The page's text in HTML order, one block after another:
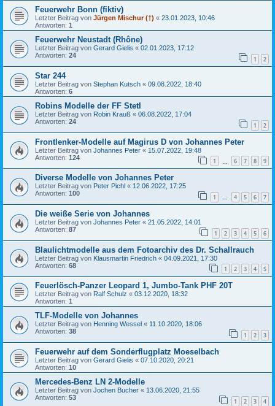
Feuerwehr Bonn (fiktiv)
Letzter Beitrag von Jürgen Mischur (†) « 23.01.2023, 10:46
Antworten: 1
Feuerwehr Neustadt (Rhône)
Letzter Beitrag von Gerard Gielis « 02.01.2023, 17:12
Antworten: 24 1 2
Star 244
Letzter Beitrag von Stephan Kutsch « 09.08.2022, 18:40
Antworten: 6
Robins Modelle der FF Stetl
Letzter Beitrag von Robin Krauß « 06.08.2022, 17:04
Antworten: 24 1 2
Frontlenker-Modelle auf Magirus D von Johannes Peter
Letzter Beitrag von Johannes Peter « 15.07.2022, 19:48
Antworten: 124 1 6 7 8 9
Diverse Modelle von Johannes Peter
Letzter Beitrag von Peter Pichl « 12.06.2022, 17:25
Antworten: 100 1 … 4 5 6 7
Die weiße Serie von Johannes
Letzter Beitrag von Johannes Peter « 21.05.2022, 14:01
Antworten: 87 1 2 3 4 5 6
Blaulichtmodelle aus dem Fotoarchiv des Dr. Schallrauch
Letzter Beitrag von Klausmartin Friedrich « 04.09.2021, 17:30
Antworten: 68 1 2 3 4 5
Feuerlösch-Panzer Leopard 1, Jumbo-Tank PHF 20T
Letzter Beitrag von Ralf Schulz « 03.12.2020, 18:32
Antworten: 1
TLF-Modelle von Johannes
Letzter Beitrag von Henning Wessel « 11.10.2020, 18:06
Antworten: 38 1 2 3
Feuerwehr auf dem Sonderflugplatz Moeselbach
Letzter Beitrag von Gerard Gielis « 07.10.2020, 20:21
Antworten: 10
Mercedes-Benz LN 2-Modelle
Letzter Beitrag von Jochen Bucher « 13.06.2020, 21:55
Antworten: 53 1 2 3 4